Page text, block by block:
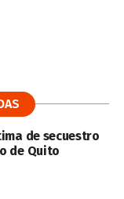
de secuestro
de Quito